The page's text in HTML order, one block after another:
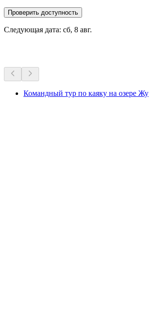
Проверить доступность
Следующая дата: сб, 8 авг.
Командный тур по каяку на озере Жу